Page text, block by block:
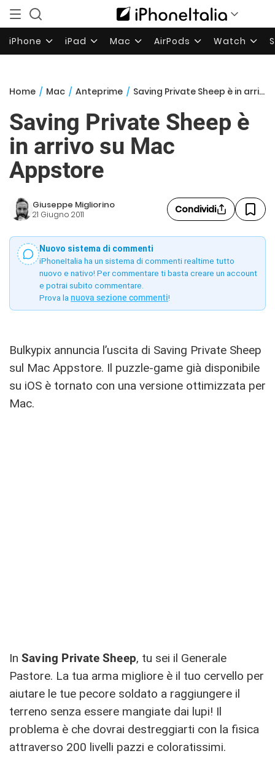
iPhone iPad Mac AirPods Watch
Home / Mac / Anteprime / Saving Private Sheep è in arrivo su Mac Appstore
Saving Private Sheep è
in arrivo su Mac
Appstore
Giuseppe Migliorino
21 Giugno 2011 Condividi
Nuovo sistema di commenti
iPhoneItalia ha un sistema di commenti realtime tutto
nuovo e nativo! Per commentare ti basta creare un account
e potrai subito commentare.
Prova la nuova sezione commenti!
Bulkypix annuncia l’uscita di Saving Private Sheep
sul Mac Appstore. Il puzzle-game già disponibile
su iOS è tornato con una versione ottimizzata per
Mac.
In Saving Private Sheep, tu sei il Generale
Pastore. La tua arma migliore è il tuo cervello per
aiutare le tue pecore soldato a raggiungere il
terreno senza essere mangiate dai lupi! Il
problema è che dovrai destreggiarti con la fisica
attraverso 200 livelli pazzi e coloratissimi.